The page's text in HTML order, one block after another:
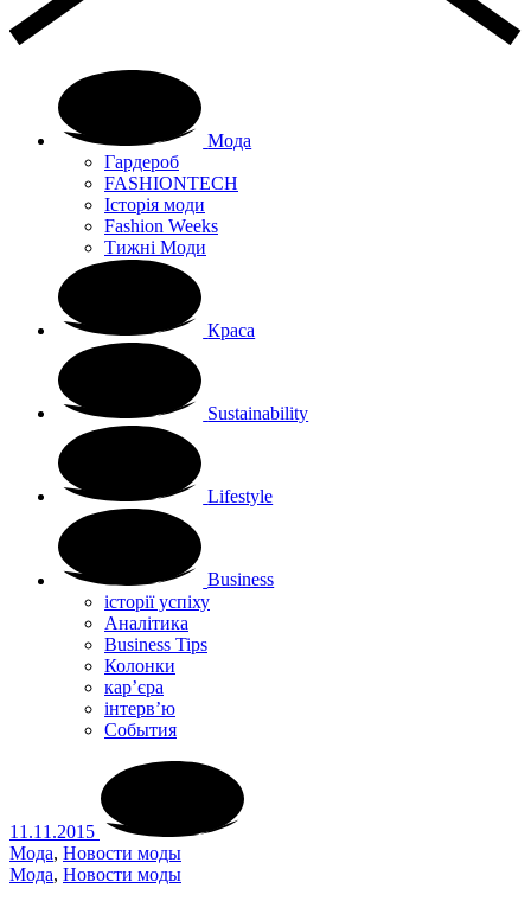
Мода
Гардероб
FASHIONTECH
Історія моди
Fashion Weeks
Тижні Моди
Краса
Sustainability
Lifestyle
Business
історії успіху
Аналітика
Business Tips
Колонки
кар’єра
інтерв’ю
Cобытия
11.11.2015
Мода, Новости моды
Мода, Новости моды